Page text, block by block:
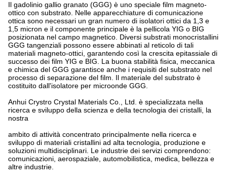
Il gadolinio gallio granato (GGG) è uno speciale film magneto-
ottico con substrato. Nelle apparecchiature di comunicazione
ottica sono necessari un gran numero di isolatori ottici da 1,3 e
1,5 micron e il componente principale è la pellicola YIG o BIG
posizionata nel campo magnetico. Diversi substrati monocristallini
GGG tangenziali possono essere abbinati al reticolo di tali
materiali magneto-ottici, garantendo così la crescita epitassiale di
successo dei film YIG e BIG. La buona stabilità fisica, meccanica
e chimica del GGG garantisce anche i requisiti del substrato nel
processo di separazione del film. Il materiale del substrato è
costituito dall'isolatore per microonde GGG.
Anhui Crystro Crystal Materials Co., Ltd. è specializzata nella
ricerca e sviluppo della scienza e della tecnologia dei cristalli, la
nostra
ambito di attività concentrato principalmente nella ricerca e
sviluppo di materiali cristallini ad alta tecnologia, produzione e
soluzioni multidisciplinari. Le industrie dei servizi comprendono:
comunicazioni, aerospaziale, automobilistica, medica, bellezza e
altre industrie.